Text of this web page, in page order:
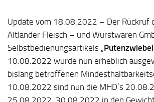
Update vom 18.08.2022 – Der Rückruf
Altländer Fleisch – und Wurstwaren
Selbstbedienungsartikels „
10.08.2022 wurde nun erheblich
bislang betroffenen
10.08.2022 sind nun die MHD’s
25.08.2022, 30.08.2022 in den